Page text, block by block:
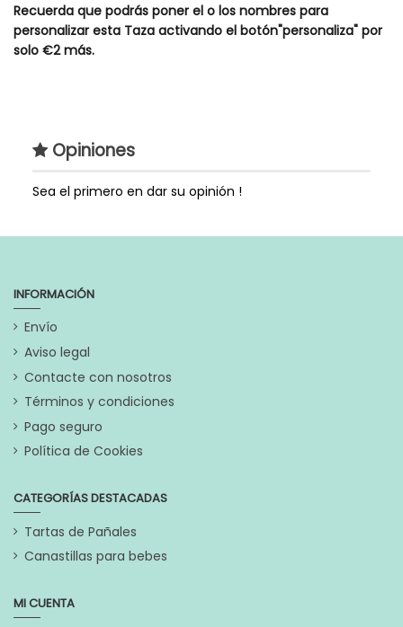
Recuerda que podrás poner el o los nombres para
personalizar esta Taza activando el botón"personaliza" por
solo €2 más.
Genero
Extras
Lo puedes agregar a
originales
Referencia TAZV12
En stock
Opiniones
Sea el primero en dar su opinión !
INFORMACIÓN
Envío
Aviso legal
Contacte con nosotros
Términos y condiciones
Pago seguro
Política de Cookies
CATEGORÍAS DESTACADAS
Tartas de Pañales
Canastillas para bebes
MI CUENTA